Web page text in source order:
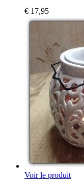
€ 17,95
Voir le produit